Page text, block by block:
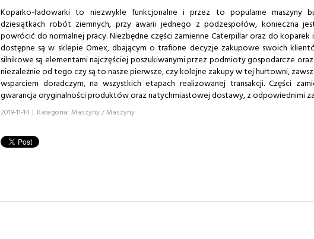
Koparko-ładowarki to niezwykle funkcjonalne i przez to popularne maszyny
dziesiątkach robót ziemnych, przy awarii jednego z podzespołów, konieczna
powrócić do normalnej pracy. Niezbędne części zamienne Caterpillar oraz do
dostępne są w sklepie Omex, dbającym o trafione decyzje zakupowe swoich
silnikowe są elementami najczęściej poszukiwanymi przez podmioty gospodarcze
niezależnie od tego czy są to nasze pierwsze, czy kolejne zakupy w tej hurtowni,
wsparciem doradczym, na wszystkich etapach realizowanej transakcji. Części
gwarancja oryginalności produktów oraz natychmiastowej dostawy, z odpowiednimi
2019-11-14 | Kategoria: Maszyny / Maszyny